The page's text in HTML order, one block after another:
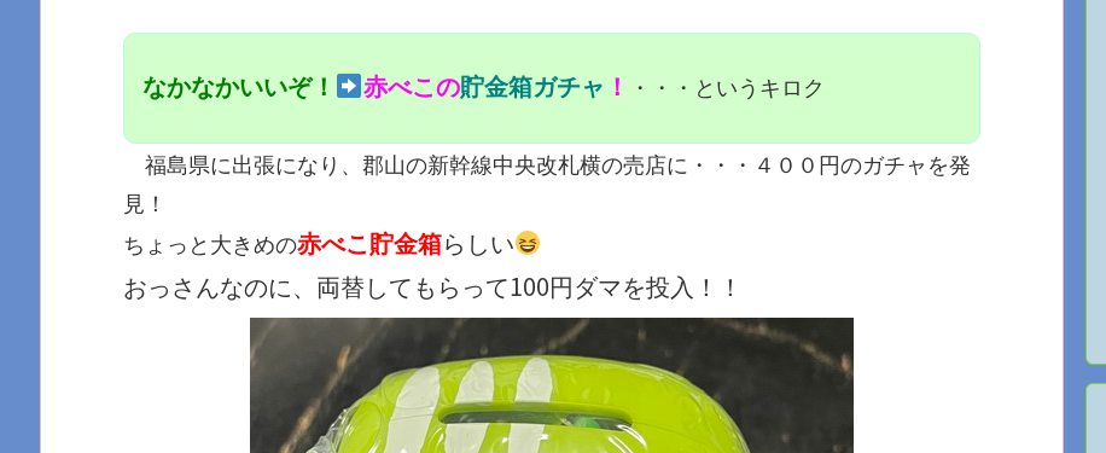
なかなかいいぞ！ 赤べこの貯金箱ガチャ ！ ・・・というキロク
福島県に出張になり、郡山の新幹線中央改札横の売店に・・・４００円のガチャを発
見！
ちょっと大きめの赤べこ貯金箱らしい
おっさんなのに、両替してもらって100円ダマを投入！！